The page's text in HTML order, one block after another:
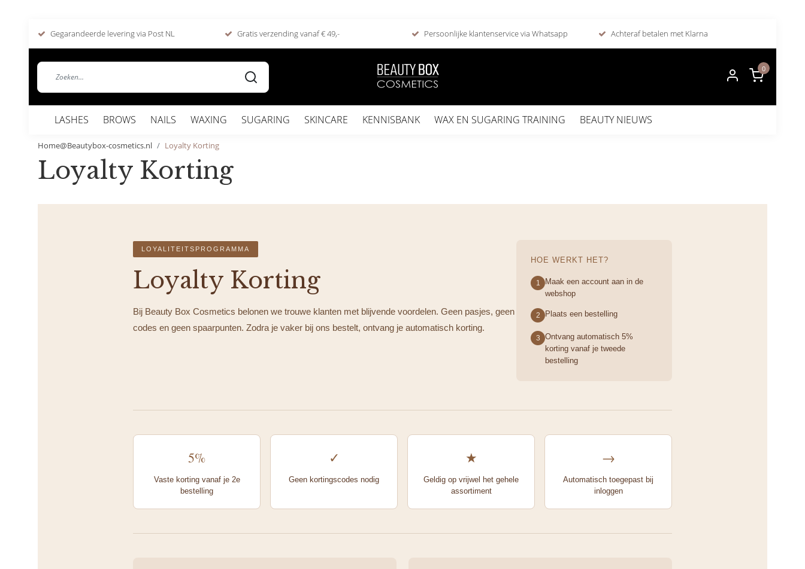
Gegarandeerde levering via Post NL Gratis verzending vanaf € 49,- Persoonlijke klantenservice via Whatsapp Achteraf betalen met Klarna
0
LASHES BROWS NAILS WAXING SUGARING SKINCARE KENNISBANK WAX EN SUGARING TRAINING BEAUTY NIEUWS
Home@Beautybox-cosmetics.nl Loyalty Korting
Loyalty Korting
LOYALITEITSPROGRAMMA
Loyalty Korting
Bij Beauty Box Cosmetics belonen we trouwe klanten met blijvende voordelen. Geen pasjes, geen
codes en geen spaarpunten. Zodra je vaker bij ons bestelt, ontvang je automatisch korting.
HOE WERKT HET?
1
Maak een account aan in de
webshop
2 Plaats een bestelling
3
Ontvang automatisch 5%
korting vanaf je tweede
bestelling
5%
Vaste korting vanaf je 2e
bestelling
✓
Geen kortingscodes nodig
★
Geldig op vrijwel het gehele
assortiment
→
Automatisch toegepast bij
inloggen